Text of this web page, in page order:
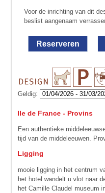
Voor de inrichting van dit
beslist aangenaam
Reserveren
Geldig:
Ile de France - Provins
Een authentieke
tijd van de middeleeuwen.
Ligging
mooie ligging in het centrum
het hotel wandelt u vlot naar
het Camille Claudel museum